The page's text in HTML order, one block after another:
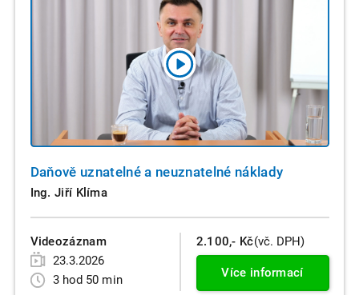
Daňově uznatelné a neuznatelné náklady
Ing. Jiří Klíma
Videozáznam
23.3.2026
3 hod 50 min
2.100,- Kč(vč. DPH)
Více informací